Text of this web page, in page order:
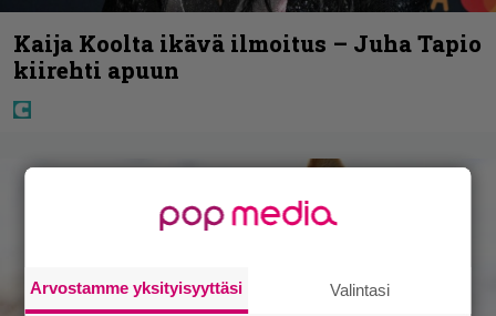
Kaija Koolta ikävä ilmoitus – Juha Tapio
kiirehti apuun
Arvostamme yksityisyyttäsi Valintasi